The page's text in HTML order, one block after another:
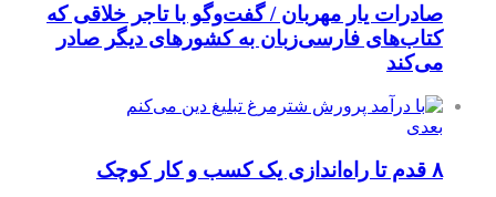
صادرات یار مهربان / گفت‌و‌گو با تاجر خلاقی که
کتاب‌های فارسی‌زبان به کشورهای دیگر صادر
می‌کند
بعدی
۸ قدم تا راه‌اندازی یک کسب و کار کوچک